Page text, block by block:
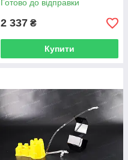
Готово до відправки
2 337 ₴
Купити